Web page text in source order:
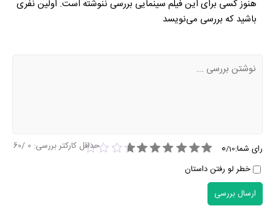
هنوز کسی برای این فیلم سینمایی بررسی ننوشته است. اولین نفری
باشید که بررسی می‌نویسد
رای شما: 0/10
خطر لو رفتن داستان
حداقل کارکتر بررسی: 0
/60
ارسال بررسی